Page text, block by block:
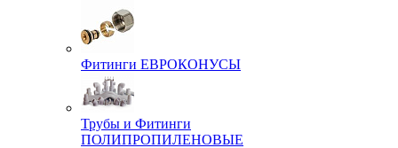
Фитинги ЕВРОКОНУСЫ
Трубы и Фитинги
ПОЛИПРОПИЛЕНОВЫЕ